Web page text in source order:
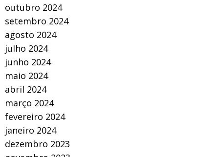
outubro 2024
setembro 2024
agosto 2024
julho 2024
junho 2024
maio 2024
abril 2024
março 2024
fevereiro 2024
janeiro 2024
dezembro 2023